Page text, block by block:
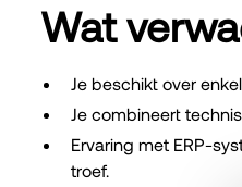
Wat
Je beschikt over
Je combineert
Ervaring met ERP-
troef.